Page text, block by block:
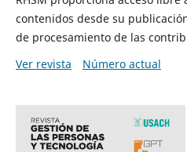
contenidos desde su
de procesamiento de las
Ver revista
Número actual